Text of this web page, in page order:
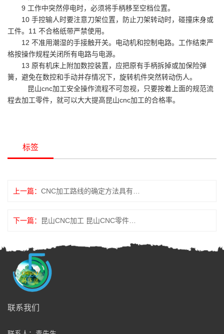
9 工作中突然停电时，必须将手柄移至空档位置。
10 手控输人时要注意刀架位置，防止刀架转动时，碰撞床身或
工件。11 不合格纸带严禁使用。
12 不准用潮湿的手接触开关。电动机和控制电路。工作结束严
格按操作规程关闭所有电路与电源。
13 原有机床上附加数控装置，应把原有手柄拆掉或加保险弹
簧，避免在数控和手动并存情况下，旋转机件突然转动伤人。
昆山cnc加工安全操作流程不可忽视，只要按着上面的规范流
程去加工零件，就可以大大提高昆山cnc加工的合格率。
标签
上一篇：
下一篇：
全国服务热线
联系我们